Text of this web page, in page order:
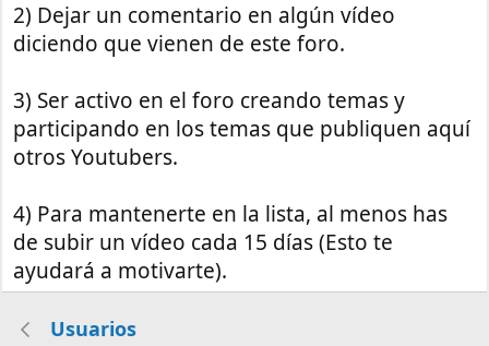
2) Dejar un comentario en algún vídeo
diciendo que vienen de este foro.
3) Ser activo en el foro creando temas y
participando en los temas que publiquen aquí
otros Youtubers.
4) Para mantenerte en la lista, al menos has
de subir un vídeo cada 15 días (Esto te
ayudará a motivarte).
Usuarios